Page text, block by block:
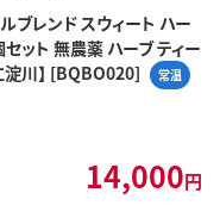
ブレンド スウィート ハー
ット 無農薬 ハーブ ティー
淀川】 [BQBO020]
常温
14,000円